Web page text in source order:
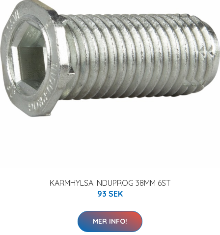
KARMHYLSA INDUPROG 38MM 6ST
93 SEK
MER INFO!